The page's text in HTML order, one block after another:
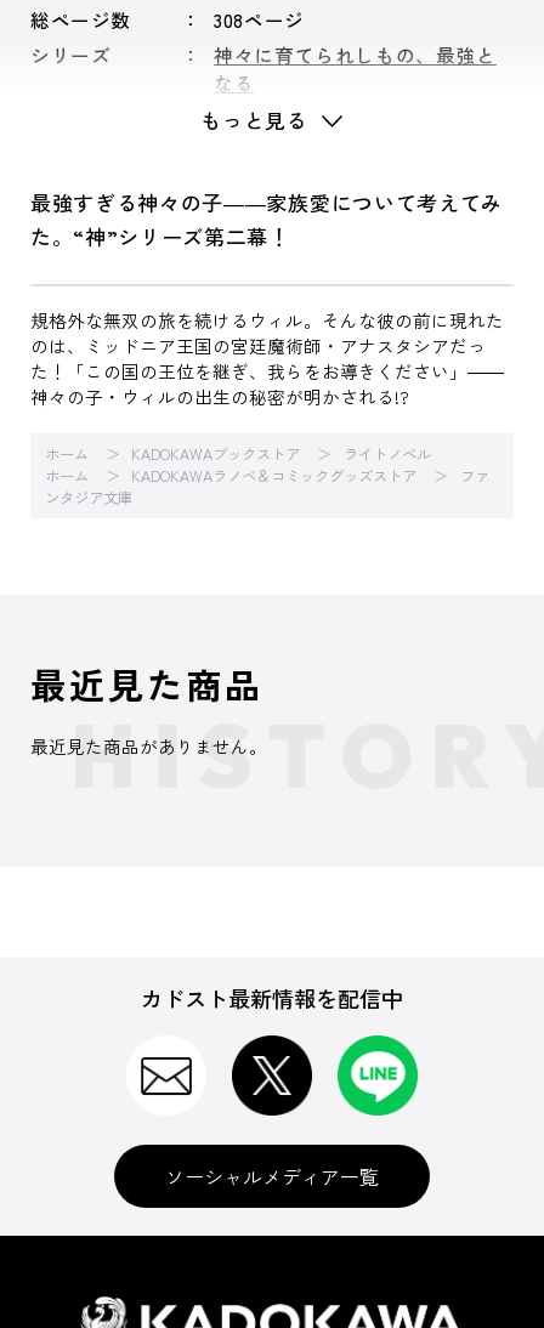
総ページ数
308ページ
シリーズ
神々に育てられしもの、最強と
なる
もっと見る
最強すぎる神々の子――家族愛について考えてみ
た。“神”シリーズ第二幕！
規格外な無双の旅を続けるウィル。そんな彼の前に現れた
のは、ミッドニア王国の宮廷魔術師・アナスタシアだっ
た！「この国の王位を継ぎ、我らをお導きください」――
神々の子・ウィルの出生の秘密が明かされる!?
ホーム KADOKAWAブックストア
ライトノベル
ホーム
KADOKAWAラノベ＆コミックグッズストア
ファ
ンタジア文庫
最近見た商品
最近見た商品がありません。
カドスト最新情報を配信中
ソーシャルメディア一覧